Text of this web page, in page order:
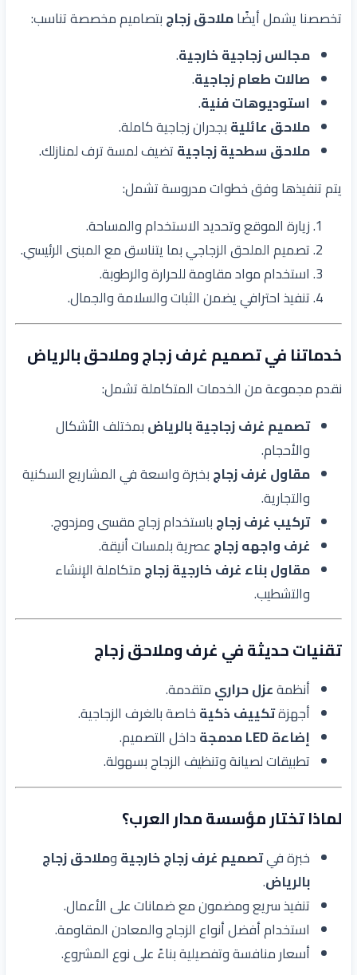
تخصصنا يشمل أيضًاملاحق زجاجبتصاميم مخصصة تناسب:
مجالس زجاجية خارجية.
صالات طعام زجاجية.
استوديوهات فنية.
ملاحق عائليةبجدران زجاجية كاملة.
ملاحق سطحية زجاجيةتضيف لمسة ترف لمنازلك.
يتم تنفيذها وفق خطوات مدروسة تشمل:
زيارة الموقع وتحديد الاستخدام والمساحة.
تصميم الملحق الزجاجي بما يتناسق مع المبنى الرئيسي.
استخدام مواد مقاومة للحرارة والرطوبة.
تنفيذ احترافي يضمن الثبات والسلامة والجمال.
خدماتنا في تصميم غرف زجاج وملاحق بالرياض
نقدم مجموعة من الخدمات المتكاملة تشمل:
تصميم غرف زجاجية بالرياضبمختلف الأشكال
والأحجام.
مقاول غرف زجاجبخبرة واسعة في المشاريع السكنية
والتجارية.
تركيب غرف زجاجباستخدام زجاج مقسى ومزدوج.
غرف واجهه زجاجعصرية بلمسات أنيقة.
مقاول بناء غرف خارجية زجاجمتكاملة الإنشاء
والتشطيب.
تقنيات حديثة في غرف وملاحق زجاج
أنظمةعزل حراريمتقدمة.
أجهزةتكييف ذكيةخاصة بالغرف الزجاجية.
إضاءة LED مدمجة
داخل التصميم.
تطبيقات لصيانة وتنظيف الزجاج بسهولة.
لماذا تختار مؤسسة مدار العرب؟
خبرة فيتصميم غرف زجاج خارجيةوملاحق زجاج
بالرياض.
تنفيذ سريع ومضمون مع ضمانات على الأعمال.
استخدام أفضل أنواع الزجاج والمعادن المقاومة.
أسعار منافسة وتفصيلية بناءً على نوع المشروع.